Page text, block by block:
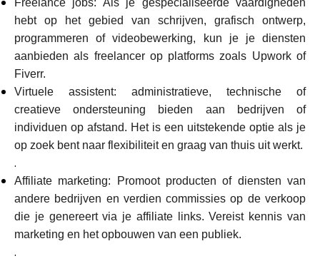
Freelance jobs: Als je gespecialiseerde vaardigheden
hebt op het gebied van schrijven, grafisch ontwerp,
programmeren of videobewerking, kun je je diensten
aanbieden als freelancer op platforms zoals Upwork of
Fiverr.
Virtuele assistent: administratieve, technische of
creatieve ondersteuning bieden aan bedrijven of
individuen op afstand. Het is een uitstekende optie als je
op zoek bent naar flexibiliteit en graag van thuis uit werkt.
.
Affiliate marketing: Promoot producten of diensten van
andere bedrijven en verdien commissies op de verkoop
die je genereert via je affiliate links. Vereist kennis van
marketing en het opbouwen van een publiek.
.